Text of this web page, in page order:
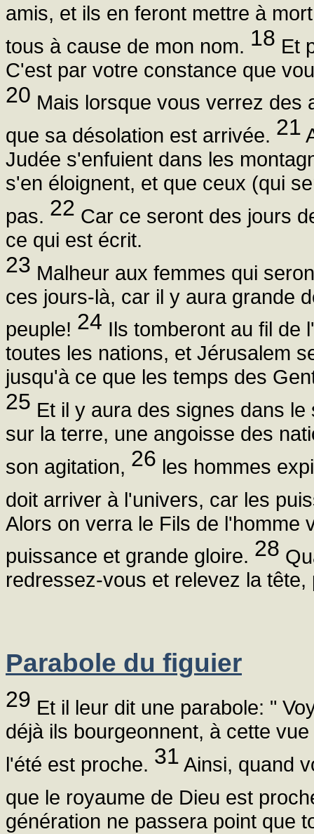
amis, et ils en feront mettre à
tous à cause de mon nom. 18 Et
C'est par votre constance que
20 Mais lorsque vous verrez des
que sa désolation est arrivée. 21
Judée s'enfuient dans les
s'en éloignent, et que ceux (qui
pas. 22 Car ce seront des jours
ce qui est écrit.
23 Malheur aux femmes qui
ces jours-là, car il y aura grande
peuple! 24 Ils tomberont au fil de
toutes les nations, et Jérusalem
jusqu'à ce que les temps des
25 Et il y aura des signes dans
sur la terre, une angoisse des
son agitation, 26 les hommes
doit arriver à l'univers, car les
Alors on verra le Fils de l'homme
puissance et grande gloire. 28
redressez-vous et relevez la
Parabole du figuier
29 Et il leur dit une parabole: "
déjà ils bourgeonnent, à cette
l'été est proche. 31 Ainsi, quand
que le royaume de Dieu est
génération ne passera point que